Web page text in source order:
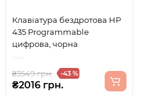
Клавіатура бездротова HP
435 Programmable
цифрова, чорна
₴3549 грн. -43 %
₴2016 грн.